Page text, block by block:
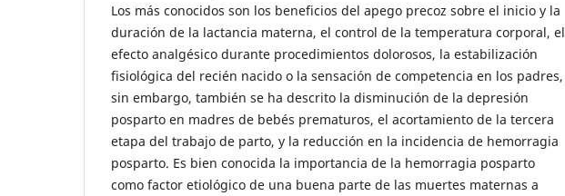
Los más conocidos son los beneficios del apego precoz sobre el inicio y la
duración de la lactancia materna, el control de la temperatura corporal, el
efecto analgésico durante procedimientos dolorosos, la estabilización
fisiológica del recién nacido o la sensación de competencia en los padres,
sin embargo, también se ha descrito la disminución de la depresión
posparto en madres de bebés prematuros, el acortamiento de la tercera
etapa del trabajo de parto, y la reducción en la incidencia de hemorragia
posparto. Es bien conocida la importancia de la hemorragia posparto
como factor etiológico de una buena parte de las muertes maternas a